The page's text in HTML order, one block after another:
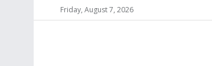
Friday, August 7, 2026